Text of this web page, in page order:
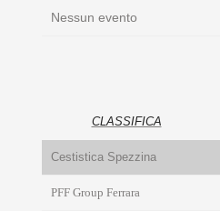
Nessun evento
CLASSIFICA
Cestistica Spezzina
PFF Group Ferrara